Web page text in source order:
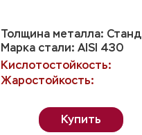
Толщина металла:
Марка стали: AISI 430
Кислотостойкость:
Жаростойкость:
Купить